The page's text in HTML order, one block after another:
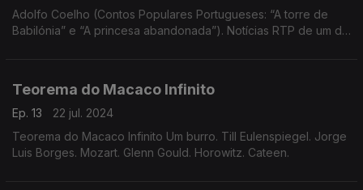
Adolfo Coelho (Contos Populares Portugueses: “A torre de
Babilónia” e “A princesa abandonada”). Notícias RTP de um dia
Teorema do Macaco Infinito
Ep. 13
22 jul. 2024
Teorema do Macaco Infinito Um burro. Till Eulenspiegel. Jorge
Luis Borges. Mozart. Glenn Gould. Horowitz. Cateen.